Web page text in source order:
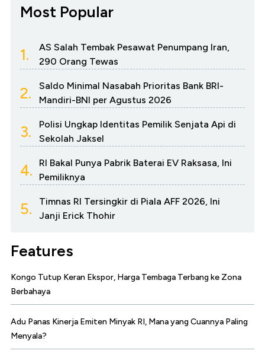
Most Popular
1.
AS Salah Tembak Pesawat Penumpang Iran,
290 Orang Tewas
2.
Saldo Minimal Nasabah Prioritas Bank BRI-
Mandiri-BNI per Agustus 2026
3.
Polisi Ungkap Identitas Pemilik Senjata Api di
Sekolah Jaksel
4.
RI Bakal Punya Pabrik Baterai EV Raksasa, Ini
Pemiliknya
5.
Timnas RI Tersingkir di Piala AFF 2026, Ini
Janji Erick Thohir
Features
Kongo Tutup Keran Ekspor, Harga Tembaga Terbang ke Zona
Berbahaya
Adu Panas Kinerja Emiten Minyak RI, Mana yang Cuannya Paling
Menyala?